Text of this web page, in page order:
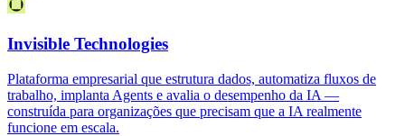
Invisible Technologies
Plataforma empresarial que estrutura dados, automatiza fluxos de
trabalho, implanta Agents e avalia o desempenho da IA —
construída para organizações que precisam que a IA realmente
funcione em escala.